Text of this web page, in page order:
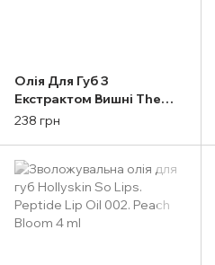
Олія Для Губ З
Екстрактом Вишні The
Saem Eco Soul Lip Oil
238 грн